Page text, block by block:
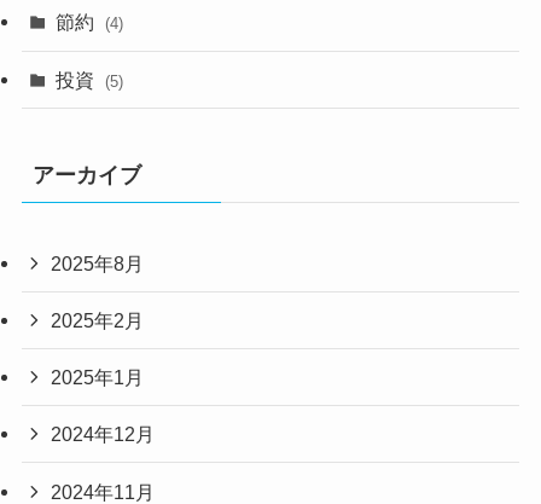
節約 (4)
投資 (5)
アーカイブ
2025年8月
2025年2月
2025年1月
2024年12月
2024年11月